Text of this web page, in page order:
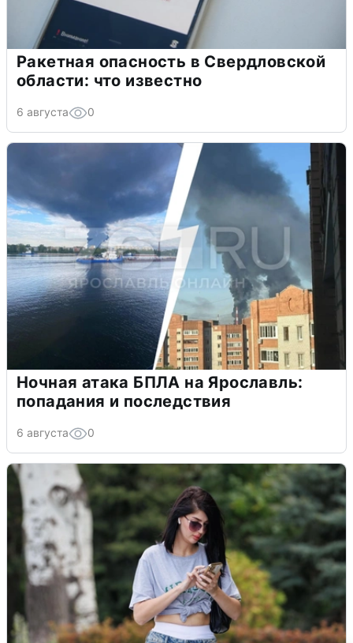
Ракетная опасность в Свердловской
области: что известно
6 августа 0
Ночная атака БПЛА на Ярославль:
попадания и последствия
6 августа 0